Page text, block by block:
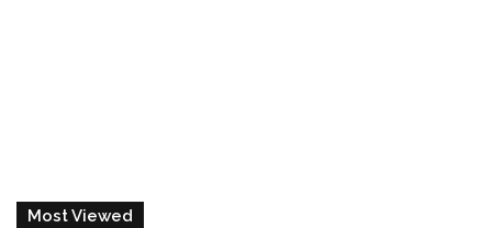
Most Viewed